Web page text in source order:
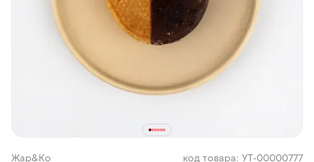
Жар&Ко код товара: УТ-00000777